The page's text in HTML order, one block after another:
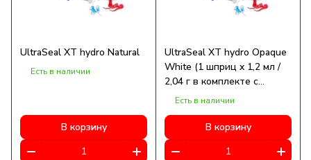
UltraSeal XT hydro Natural
Есть в наличии
В корзину
UltraSeal XT hydro Opaque
White (1 шприц x 1,2 мл /
2,04 г в комплекте с
насадками и протравкой)
Есть в наличии
В корзину